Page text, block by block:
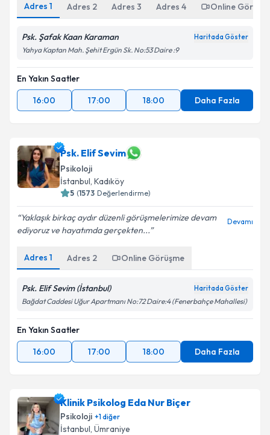
Adres 1 Adres 2 Adres 3 Adres 4 Online
Psk. Şafak Kaan Karaman Haritada Göster
Yahya Kaptan Mah. Şehit Ergün Sk. No:53 Daire :9
En Yakın Saatler
16:00
17:00 18:00 Daha Fazla
Psk. Elif Sevim
Psikoloji
İstanbul, Kadıköy
5 (1573 Değerlendirme)
Yaklaşık birkaç aydır düzenli görüşmelerimize devam
ediyoruz ve hayatımda gerçekten...
Devamı
Adres 1 Adres 2 Online Görüşme
Psk. Elif Sevim (İstanbul) Haritada Göster
Bağdat Caddesi Uğur Apartmanı No:72 Daire:4 (Fenerbahçe Mahallesi)
En Yakın Saatler
16:00
17:00 18:00 Daha Fazla
Klinik Psikolog Eda Nur Biçer
Psikoloji +1diğer
İstanbul, Ümraniye